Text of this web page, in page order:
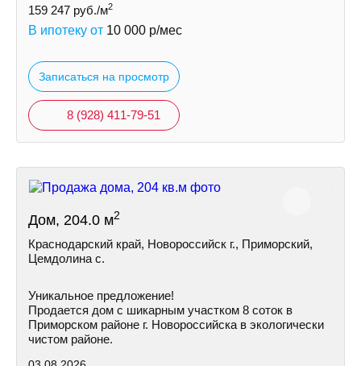
159 247 руб./м2
В ипотеку от 10 000 р/мес
Записаться на просмотр
8 (928) 411-79-51
Дом, 204.0 м2
Краснодарский край, Новороссийск г., Приморский,
Цемдолина с.
Уникальное предложение!
Продается дом с шикарным участком 8 соток в
Приморском районе г. Новороссийска в экологически
чистом районе.